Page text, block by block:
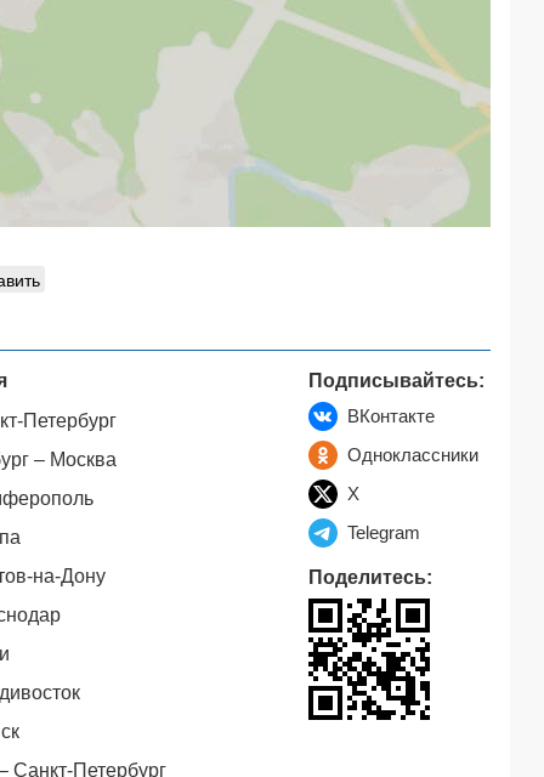
Петербург
– Москва
на-Дону
Санкт-Петербург
Подписывайтесь:
ВКонтакте
Одноклассники
X
Telegram
Поделитесь: